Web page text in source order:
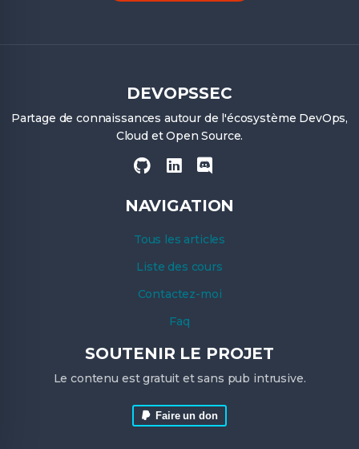
DEVOPSSEC
Partage de connaissances autour de l'écosystème DevOps,
Cloud et Open Source.
NAVIGATION
Tous les articles
Liste des cours
Contactez-moi
Faq
SOUTENIR LE PROJET
Le contenu est gratuit et sans pub intrusive.
Faire un don